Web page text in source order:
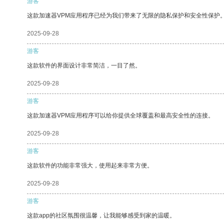
这款加速器VPM应用程序已经为我们带来了无限的隐私保护和安全性保护
2025-09-28
游客
这款软件的界面设计非常简洁，一目了然。
2025-09-28
游客
这款加速器VPM应用程序可以给你提供全球覆盖和最高安全性的连接。
2025-09-28
游客
这款软件的功能非常强大，使用起来非常方便。
2025-09-28
游客
这款app的社区氛围很温馨，让我能够感受到家的温暖。